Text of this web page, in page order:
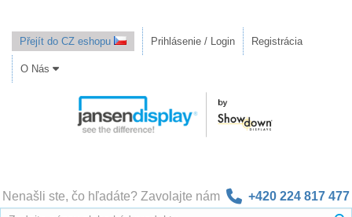
Přejít do CZ eshopu Prihlásenie / Login Registrácia
O Nás
Nenašli ste, čo hľadáte? Zavolajte nám +420 224 817 477